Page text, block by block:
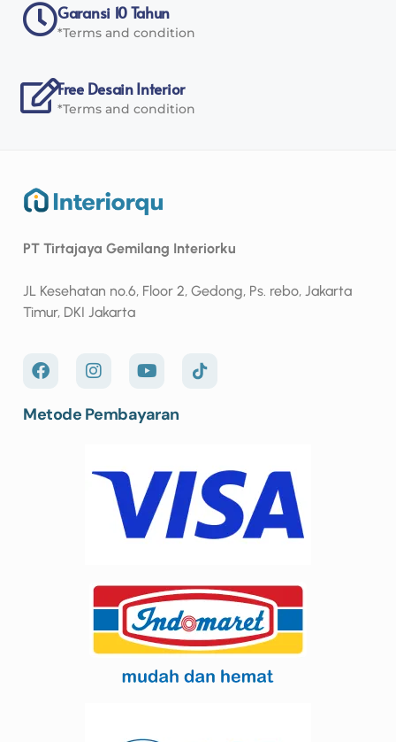
Garansi 10 Tahun
*Terms and condition
Free Desain Interior
*Terms and condition
PT Tirtajaya Gemilang Interiorku
JL Kesehatan no.6, Floor 2, Gedong, Ps. rebo, Jakarta
Timur, DKI Jakarta
Metode Pembayaran